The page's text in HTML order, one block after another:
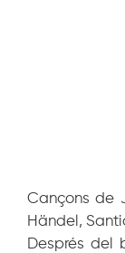
Cançons de
Händel,
Després del